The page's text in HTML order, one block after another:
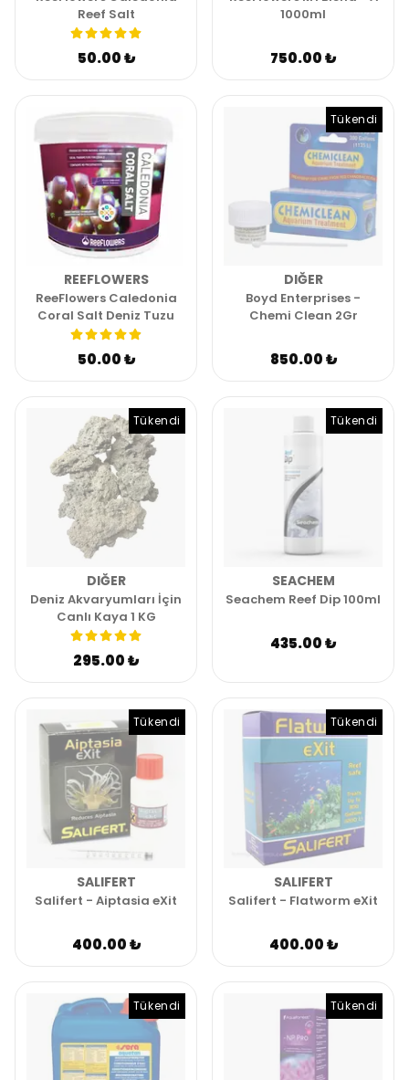
Reef Salt
50.00 ₺
1000ml
750.00 ₺
REEFLOWERS
ReeFlowers Caledonia
Coral Salt Deniz Tuzu
50.00 ₺
Tükendi
DIĞER
Boyd Enterprises -
Chemi Clean 2Gr
850.00 ₺
Tükendi
DIĞER
Deniz Akvaryumları İçin
Canlı Kaya 1 KG
295.00 ₺
Tükendi
SEACHEM
Seachem Reef Dip 100ml
435.00 ₺
Tükendi
SALIFERT
Salifert - Aiptasia eXit
400.00 ₺
Tükendi
SALIFERT
Salifert - Flatworm eXit
400.00 ₺
Tükendi Tükendi